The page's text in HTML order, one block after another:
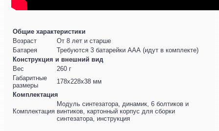
Общие характеристики
Возраст
От 8 лет и старше
Батарея
Требуются 3 батарейки ААА (идут в комплекте)
Конструкция и внешний вид
Вес
260 г
Габаритные
размеры
178x228x38 мм
Комплектация
Комплектация
Модуль синтезатора, динамик, 6 болтиков и
винтиков, картонный корпус для сборки
синтезатора, инструкция